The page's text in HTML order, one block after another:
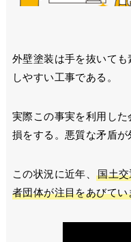
外壁塗装は手を抜いて
しやすい工事である。
実際この事実を利用した
損をする。悪質な矛盾が
この状況に近年、国土
者団体が注目をあびてい